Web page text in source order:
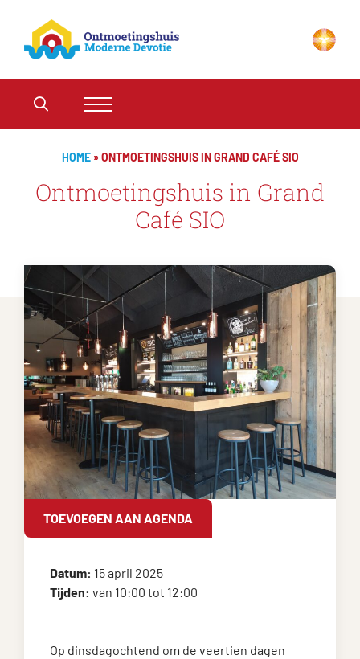
HOME»ONTMOETINGSHUIS IN GRAND CAFÉ SIO
Ontmoetingshuis in Grand
Café SIO
TOEVOEGEN AAN AGENDA
Datum: 15 april 2025
Tijden: van 10:00 tot 12:00
Op dinsdagochtend om de veertien dagen